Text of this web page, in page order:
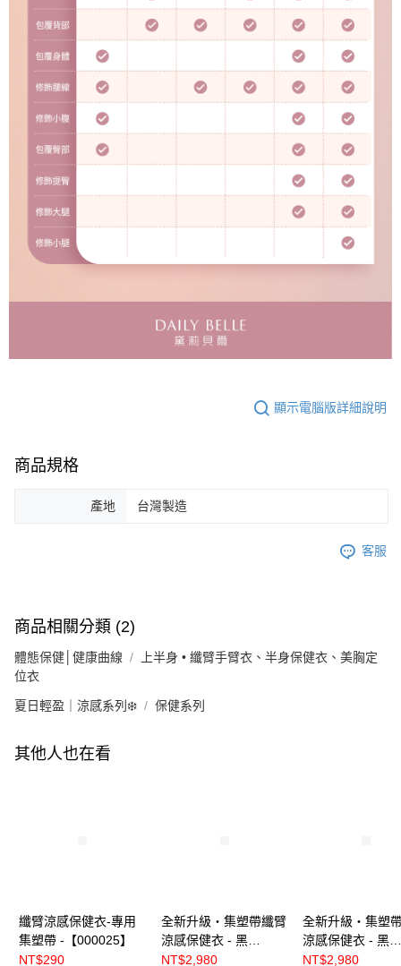
顯示電腦版詳細說明
商品規格
產地 台灣製造
客服
商品相關分類 (2)
體態保健│健康曲線
上半身 • 纖臂手臂衣、半身保健衣、美胸定
位衣
夏日輕盈｜涼感系列❄️ 保健系列
其他人也在看
纖臂涼感保健衣-專用
集塑帶 -【000025】
NT$290
全新升級‧集塑帶纖臂
涼感保健衣 - 黑
【R8015】
NT$2,980
全新升級‧集塑
涼感保健衣 - 黑
【R8015】
NT$2,980